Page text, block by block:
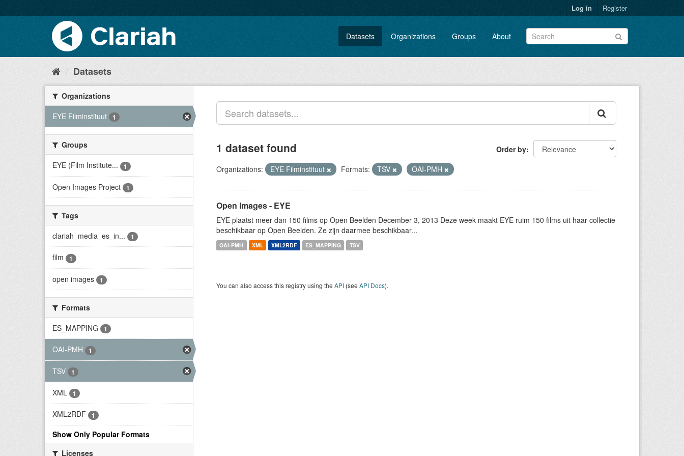
Log in Register
Datasets Organizations Groups About
Datasets
Organizations
EYE Filminstituut
1
Groups
EYE (Film Institute...
1
Open Images Project 1
Tags
clariah_media_es_in...
1
film 1
open images 1
Formats
ES_MAPPING
1
OAI-PMH 1
TSV 1
XML 1
XML2RDF 1
Show Only Popular Formats
Licenses
Order by
1 dataset found
Organizations: EYE Filminstituut Formats: TSV OAI-PMH
Open Images - EYE
EYE plaatst meer dan 150 films op Open Beelden December 3, 2013 Deze week maakt EYE ruim 150 films uit haar collectie
beschikbaar op Open Beelden. Ze zijn daarmee beschikbaar...
OAI-PMH XML XML2RDF ES_MAPPING TSV
You can also access this registry using the API (see API Docs).